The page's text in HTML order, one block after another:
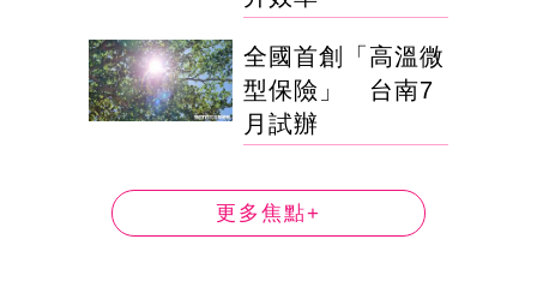
全國首創「高溫微
型保險」 台南7
月試辦
更多焦點+